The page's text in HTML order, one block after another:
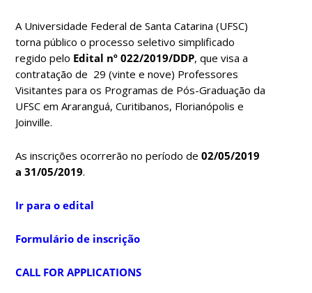
A Universidade Federal de Santa Catarina (UFSC)
torna público o processo seletivo simplificado
regido pelo Edital nº 022/2019/DDP, que visa a
contratação de 29 (vinte e nove) Professores
Visitantes para os Programas de Pós-Graduação da
UFSC em Araranguá, Curitibanos, Florianópolis e
Joinville.
As inscrições ocorrerão no período de02/05/2019
a 31/05/2019.
Ir para o edital
Formulário de inscrição
CALL FOR APPLICATIONS